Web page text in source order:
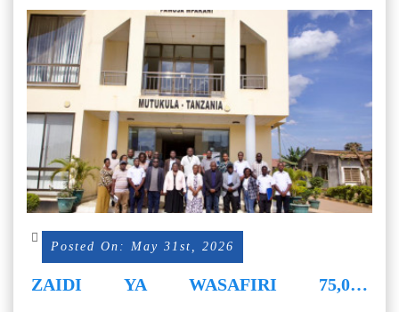
Posted On: May 31st, 2026
ZAIDI YA WASAFIRI 75,000